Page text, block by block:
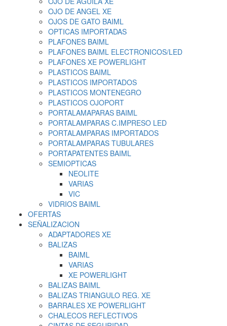
OJO DE ANGEL XE
OJOS DE GATO BAIML
OPTICAS IMPORTADAS
PLAFONES BAIML
PLAFONES BAIML ELECTRONICOS/LED
PLAFONES XE POWERLIGHT
PLASTICOS BAIML
PLASTICOS IMPORTADOS
PLASTICOS MONTENEGRO
PLASTICOS OJOPORT
PORTALAMAPARAS BAIML
PORTALAMPARAS C.IMPRESO LED
PORTALAMPARAS IMPORTADOS
PORTALAMPARAS TUBULARES
PORTAPATENTES BAIML
SEMIOPTICAS
NEOLITE
VARIAS
VIC
VIDRIOS BAIML
OFERTAS
SEÑALIZACION
ADAPTADORES XE
BALIZAS
BAIML
VARIAS
XE POWERLIGHT
BALIZAS BAIML
BALIZAS TRIANGULO REG. XE
BARRALES XE POWERLIGHT
CHALECOS REFLECTIVOS